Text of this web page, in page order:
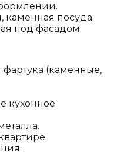
каменная посуда.
под фасадом.
фартука (каменные,
кухонное